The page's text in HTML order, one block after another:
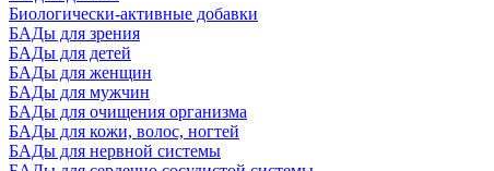
Биологически-активные добавки
БАДы для зрения
БАДы для детей
БАДы для женщин
БАДы для мужчин
БАДы для очищения организма
БАДы для кожи, волос, ногтей
БАДы для нервной системы